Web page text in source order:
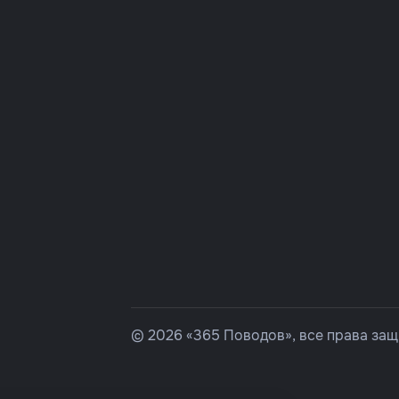
© 2026 «365 Поводов», все права